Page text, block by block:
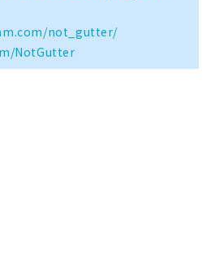
not_gutter/
NotGutter